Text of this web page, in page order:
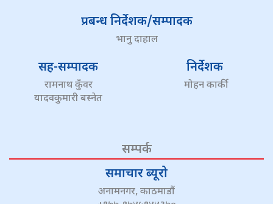
प्रबन्ध निर्देशक/सम्पादक
भानु दाहाल
सह-सम्पादक
रामनाथ कुँवर
यादवकुमारी बस्नेत
निर्देशक
मोहन कार्की
सम्पर्क
समाचार ब्यूरो
अनामनगर, काठमाडौं